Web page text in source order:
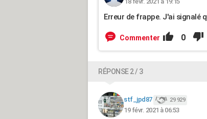
Erreur de frappe. J'ai signalé
Commenter 0
RÉPONSE 2 / 3
stf_jpd87 29 929
19 févr. 2021 à 06:53